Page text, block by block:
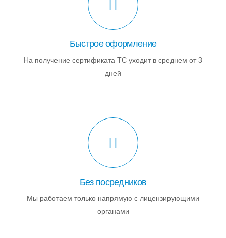
Быстрое оформление
На получение сертификата ТС уходит в среднем от 3
дней
Без посредников
Мы работаем только напрямую с лицензирующими
органами